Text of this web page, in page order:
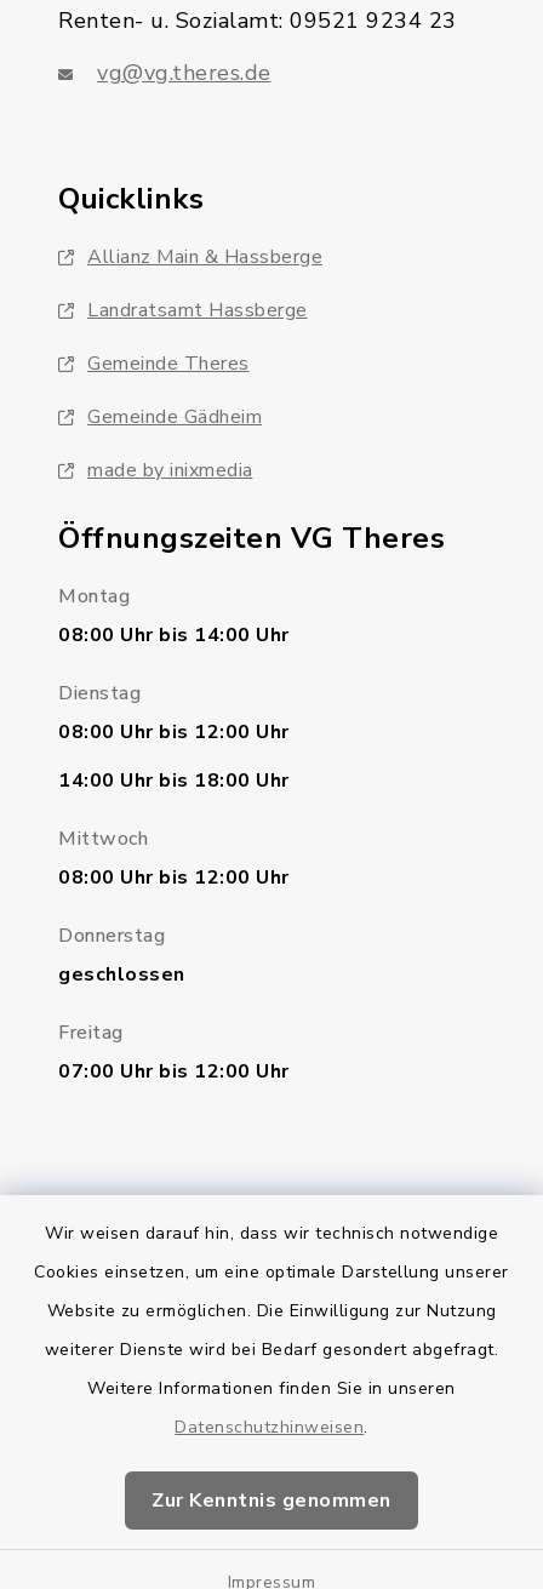
Wir weisen darauf hin, dass wir technisch notwendige
Cookies einsetzen, um eine optimale Darstellung unserer
Website zu ermöglichen. Die Einwilligung zur Nutzung
weiterer Dienste wird bei Bedarf gesondert abgefragt.
Weitere Informationen finden Sie in unseren
Datenschutzhinweisen.
Zur Kenntnis genommen
Impressum
Renten- u. Sozialamt: 09521 9234 23
vg@vg.theres.de
Quicklinks
Allianz Main & Hassberge
Landratsamt Hassberge
Gemeinde Theres
Gemeinde Gädheim
made by inixmedia
Öffnungszeiten VG Theres
Montag
08:00 Uhr bis 14:00 Uhr
Dienstag
08:00 Uhr bis 12:00 Uhr
14:00 Uhr bis 18:00 Uhr
Mittwoch
08:00 Uhr bis 12:00 Uhr
Donnerstag
geschlossen
Freitag
07:00 Uhr bis 12:00 Uhr
Bankverbindung
Barrierefreiheit
Impressum